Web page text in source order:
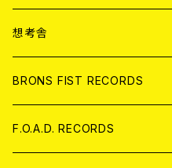
ANALOG
CD
アパレル
ANALOG
想考舎
BRONS FIST RECORDS
CD
F.O.A.D. RECORDS